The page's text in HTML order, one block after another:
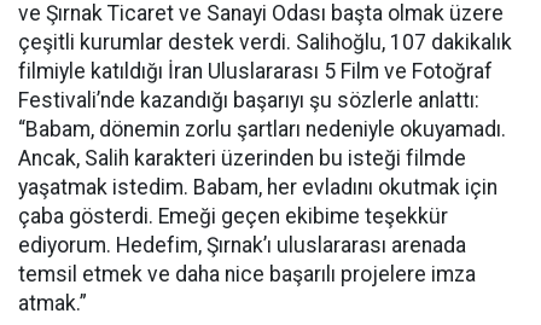
ve Şırnak Ticaret ve Sanayi Odası başta olmak üzere
çeşitli kurumlar destek verdi. Salihoğlu, 107 dakikalık
filmiyle katıldığı İran Uluslararası 5 Film ve Fotoğraf
Festivali’nde kazandığı başarıyı şu sözlerle anlattı:
“Babam, dönemin zorlu şartları nedeniyle okuyamadı.
Ancak, Salih karakteri üzerinden bu isteği filmde
yaşatmak istedim. Babam, her evladını okutmak için
çaba gösterdi. Emeği geçen ekibime teşekkür
ediyorum. Hedefim, Şırnak’ı uluslararası arenada
temsil etmek ve daha nice başarılı projelere imza
atmak.”